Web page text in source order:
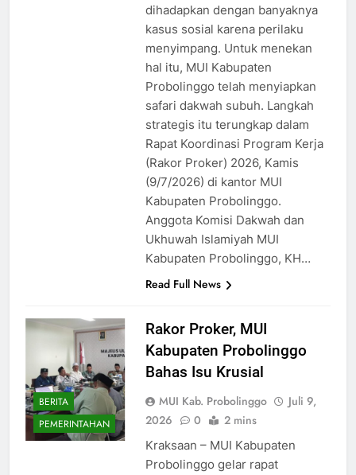
dihadapkan dengan banyaknya
kasus sosial karena perilaku
menyimpang. Untuk menekan
hal itu, MUI Kabupaten
Probolinggo telah menyiapkan
safari dakwah subuh. Langkah
strategis itu terungkap dalam
Rapat Koordinasi Program Kerja
(Rakor Proker) 2026, Kamis
(9/7/2026) di kantor MUI
Kabupaten Probolinggo.
Anggota Komisi Dakwah dan
Ukhuwah Islamiyah MUI
Kabupaten Probolinggo, KH…
Read Full News
BERITA
PEMERINTAHAN
Rakor Proker, MUI
Kabupaten Probolinggo
Bahas Isu Krusial
MUI Kab. Probolinggo
Juli 9,
2026
0 2 mins
Kraksaan – MUI Kabupaten
Probolinggo gelar rapat